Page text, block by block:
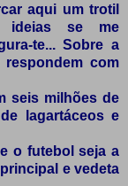
aqui um trotil
se me
te... Sobre a
com
seis milhões de
lagartáceos e
o futebol seja a
e vedeta